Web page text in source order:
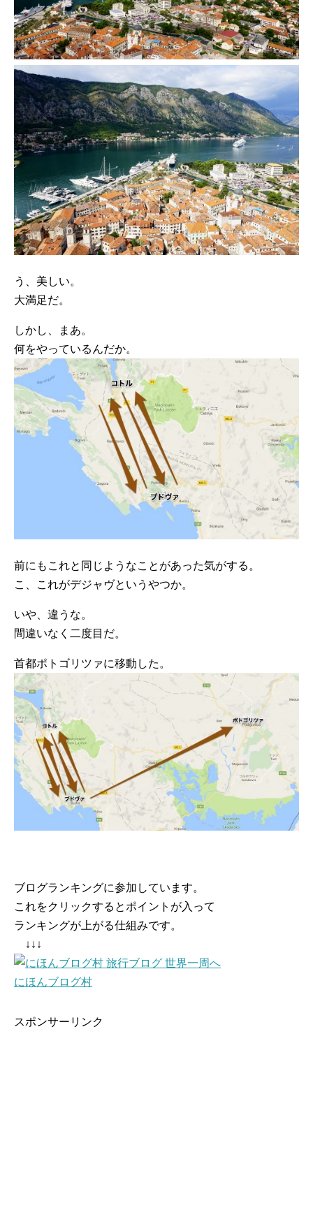
う、美しい。
大満足だ。
しかし、まあ。
何をやっているんだか。
前にもこれと同じようなことがあった気がする。
こ、これがデジャヴというやつか。
いや、違うな。
間違いなく二度目だ。
首都ポトゴリツァに移動した。
ブログランキングに参加しています。
これをクリックするとポイントが入って
ランキングが上がる仕組みです。
↓↓↓
にほんブログ村
スポンサーリンク